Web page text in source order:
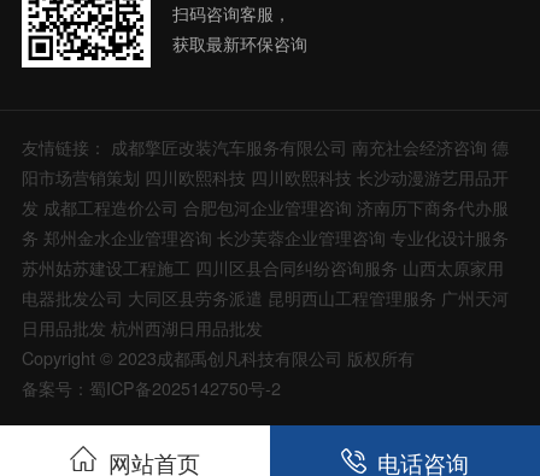
扫码咨询客服，
获取最新环保咨询
友情链接： 成都擎匠改装汽车服务有限公司 南充社会经济咨询 德
阳市场营销策划 四川欧熙科技 四川欧熙科技 长沙动漫游艺用品开
发 成都工程造价公司 合肥包河企业管理咨询 济南历下商务代办服
务 郑州金水企业管理咨询 长沙芙蓉企业管理咨询 专业化设计服务
苏州姑苏建设工程施工 四川区县合同纠纷咨询服务 山西太原家用
电器批发公司 大同区县劳务派遣 昆明西山工程管理服务 广州天河
日用品批发 杭州西湖日用品批发
Copyright © 2023成都禹创凡科技有限公司 版权所有
备案号：蜀ICP备2025142750号-2
网站首页 电话咨询